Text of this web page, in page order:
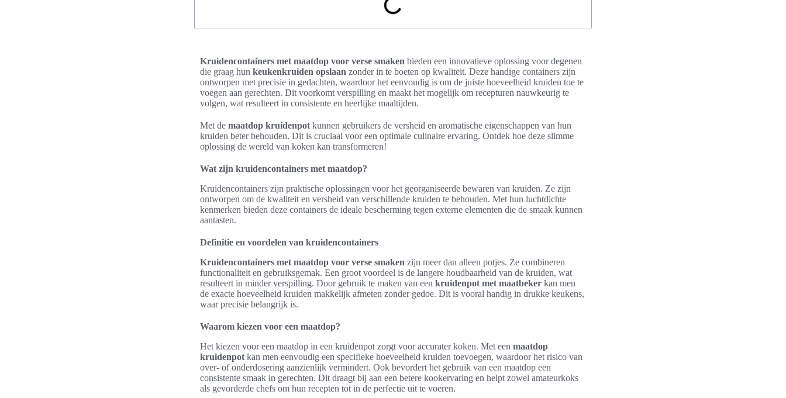
Kruidencontainers met maatdop voor verse smaken bieden een innovatieve oplossing voor degenen
die graag hun keukenkruiden opslaan zonder in te boeten op kwaliteit. Deze handige containers zijn
ontworpen met precisie in gedachten, waardoor het eenvoudig is om de juiste hoeveelheid kruiden toe te
voegen aan gerechten. Dit voorkomt verspilling en maakt het mogelijk om recepturen nauwkeurig te
volgen, wat resulteert in consistente en heerlijke maaltijden.
Met de maatdop kruidenpot kunnen gebruikers de versheid en aromatische eigenschappen van hun
kruiden beter behouden. Dit is cruciaal voor een optimale culinaire ervaring. Ontdek hoe deze slimme
oplossing de wereld van koken kan transformeren!
Wat zijn kruidencontainers met maatdop?
Kruidencontainers zijn praktische oplossingen voor het georganiseerde bewaren van kruiden. Ze zijn
ontworpen om de kwaliteit en versheid van verschillende kruiden te behouden. Met hun luchtdichte
kenmerken bieden deze containers de ideale bescherming tegen externe elementen die de smaak kunnen
aantasten.
Definitie en voordelen van kruidencontainers
Kruidencontainers met maatdop voor verse smaken zijn meer dan alleen potjes. Ze combineren
functionaliteit en gebruiksgemak. Een groot voordeel is de langere houdbaarheid van de kruiden, wat
resulteert in minder verspilling. Door gebruik te maken van een kruidenpot met maatbeker kan men
de exacte hoeveelheid kruiden makkelijk afmeten zonder gedoe. Dit is vooral handig in drukke keukens,
waar precisie belangrijk is.
Waarom kiezen voor een maatdop?
Het kiezen voor een maatdop in een kruidenpot zorgt voor accurater koken. Met een maatdop
kruidenpot kan men eenvoudig een specifieke hoeveelheid kruiden toevoegen, waardoor het risico van
over- of onderdosering aanzienlijk vermindert. Ook bevordert het gebruik van een maatdop een
consistente smaak in gerechten. Dit draagt bij aan een betere kookervaring en helpt zowel amateurkoks
als gevorderde chefs om hun recepten tot in de perfectie uit te voeren.